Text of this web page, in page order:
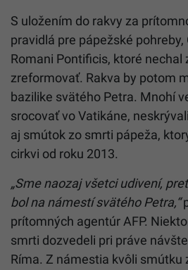
S uložením do rakvy za
pravidlá pre pápežské pohreby,
Romani Pontificis, ktoré nechal
zreformovať. Rakva by potom
bazilike svätého Petra. Mnohí
srocovať vo Vatikáne,
aj smútok zo smrti pápeža,
cirkvi od roku 2013.
„Sme naozaj všetci udivení,
bol na námestí svätého Petra,“
prítomných agentúr AFP.
smrti dozvedeli pri práve
Ríma. Z námestia kvôli smútku